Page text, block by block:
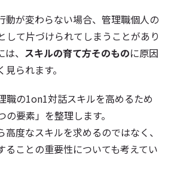
動が変わらない場合、管理職個人の
して片づけられてしまうことがあり
、 スキルの育て方そのものに原因
られます。
職の1on1対話スキルを高めるため
要素」を整理します。
高度なスキルを求めるのではなく、
ることの重要性についても考えてい